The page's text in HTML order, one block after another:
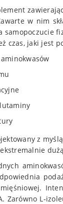
w nim
samopoczucie
czas, jaki jest
z
Zarówno L-